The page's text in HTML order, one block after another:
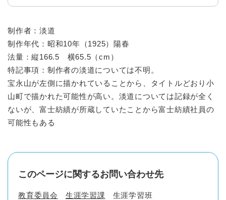
令和8年6月27日21時 災害警戒体制を廃止しました
地震による断水情報(6月27日15時現在)
重要なお知らせの一覧
制作者：淡道
制作年代：昭和10年（1925）陽春
法量：縦166.5 横65.5（cm）
特記事項：制作者の淡道については不明。
宝永山が左側に描かれていることから、タイトルどおり小
山町で描かれた可能性が高い。淡道については記録が全く
ないが、富士紡績が所蔵していたことから富士紡績社員の
可能性もある
このページに関するお問い合わせ先
教育委員会 生涯学習課 生涯学習班